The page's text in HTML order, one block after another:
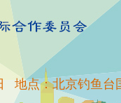
地点：北京钓鱼台